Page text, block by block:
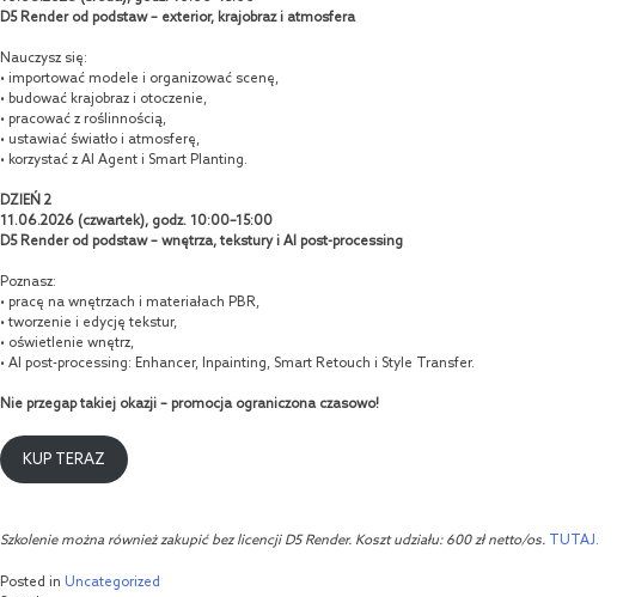
D5 Render od podstaw – exterior, krajobraz i atmosfera
Nauczysz się:
• importować modele i organizować scenę,
• budować krajobraz i otoczenie,
• pracować z roślinnością,
• ustawiać światło i atmosferę,
• korzystać z AI Agent i Smart Planting.
DZIEŃ 2
11.06.2026 (czwartek), godz. 10:00–15:00
D5 Render od podstaw – wnętrza, tekstury i AI post-processing
Poznasz:
• pracę na wnętrzach i materiałach PBR,
• tworzenie i edycję tekstur,
• oświetlenie wnętrz,
• AI post-processing: Enhancer, Inpainting, Smart Retouch i Style Transfer.
Nie przegap takiej okazji – promocja ograniczona czasowo!
KUP TERAZ
Szkolenie można również zakupić bez licencji D5 Render. Koszt udziału: 600 zł netto/os. TUTAJ.
Posted in Uncategorized